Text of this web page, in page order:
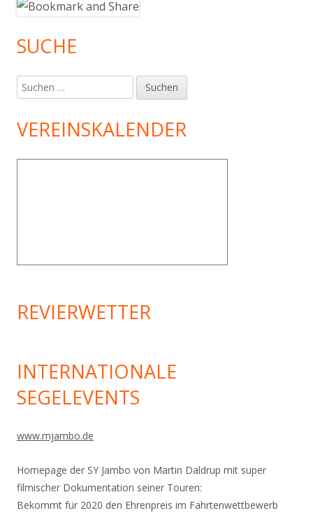
SUCHE
Suchen
nach:
VEREINSKALENDER
REVIERWETTER
INTERNATIONALE
SEGELEVENTS
www.mjambo.de
Homepage der SY Jambo von Martin Daldrup mit super
filmischer Dokumentation seiner Touren:
Bekommt für 2020 den Ehrenpreis im Fahrtenwettbewerb